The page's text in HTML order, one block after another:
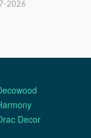
2026
Decor